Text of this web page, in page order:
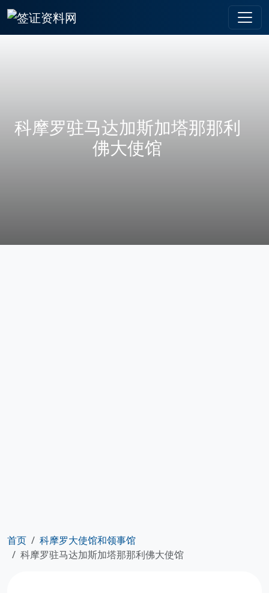
科摩罗驻马达加斯加塔那那利
佛大使馆
首页
科摩罗大使馆和领事馆
科摩罗驻马达加斯加塔那那利佛大使馆